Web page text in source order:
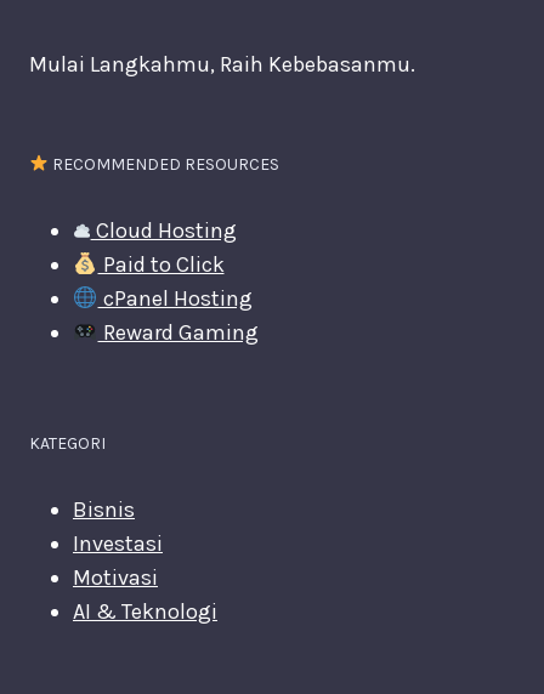
Mulai Langkahmu, Raih Kebebasanmu.
RECOMMENDED RESOURCES
Cloud Hosting
Paid to Click
cPanel Hosting
Reward Gaming
KATEGORI
Bisnis
Investasi
Motivasi
AI & Teknologi